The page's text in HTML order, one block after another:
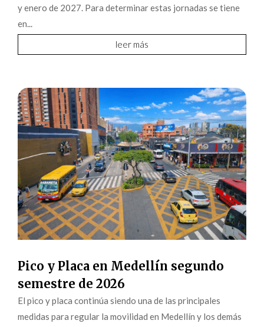
y enero de 2027. Para determinar estas jornadas se tiene
en...
leer más
Pico y Placa en Medellín segundo
semestre de 2026
El pico y placa continúa siendo una de las principales
medidas para regular la movilidad en Medellín y los demás